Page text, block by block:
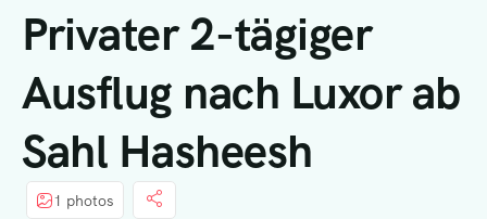
Privater 2-tägiger
Ausflug nach Luxor ab
Sahl Hasheesh
1 photos